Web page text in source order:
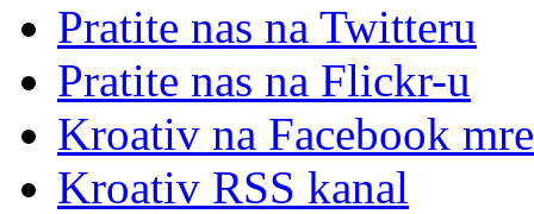
Pratite nas na Twitteru
Pratite nas na Flickr-u
Kroativ na Facebook
Kroativ RSS kanal